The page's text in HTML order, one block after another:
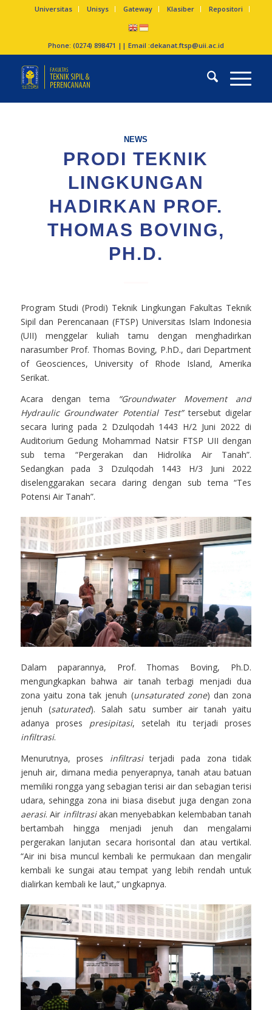
Universitas Unisys Gateway Klasiber Repositori
Phone: (0274) 898471 || Email :dekanat.ftsp@uii.ac.id
NEWS
PRODI TEKNIK
LINGKUNGAN
HADIRKAN PROF.
THOMAS BOVING,
PH.D.
Program Studi (Prodi) Teknik Lingkungan Fakultas Teknik
Sipil dan Perencanaan (FTSP) Universitas Islam Indonesia
(UII) menggelar kuliah tamu dengan menghadirkan
narasumber Prof. Thomas Boving, P.hD., dari Department
of Geosciences, University of Rhode Island, Amerika
Serikat.
Acara dengan tema
“Groundwater Movement and
Hydraulic Groundwater Potential Test”tersebut digelar
secara luring pada 2 Dzulqodah 1443 H/2 Juni 2022 di
Auditorium Gedung Mohammad Natsir FTSP UII dengan
sub tema “Pergerakan dan Hidrolika Air Tanah”.
Sedangkan pada 3 Dzulqodah 1443 H/3 Juni 2022
diselenggarakan secara daring dengan sub tema “Tes
Potensi Air Tanah”.
Dalam paparannya, Prof. Thomas Boving, Ph.D.
mengungkapkan bahwa air tanah terbagi menjadi dua
zona yaitu zona tak jenuh (unsaturated zone) dan zona
jenuh (saturated). Salah satu sumber air tanah yaitu
adanya proses presipitasi, setelah itu terjadi proses
infiltrasi.
Menurutnya, proses infiltrasiterjadi pada zona tidak
jenuh air, dimana media penyerapnya, tanah atau batuan
memiliki rongga yang sebagian terisi air dan sebagian terisi
udara, sehingga zona ini biasa disebut juga dengan zona
aerasi. Air infiltrasiakan menyebabkan kelembaban tanah
bertambah hingga menjadi jenuh dan mengalami
pergerakan lanjutan secara horisontal dan atau vertikal.
“Air ini bisa muncul kembali ke permukaan dan mengalir
kembali ke sungai atau tempat yang lebih rendah untuk
dialirkan kembali ke laut,” ungkapnya.